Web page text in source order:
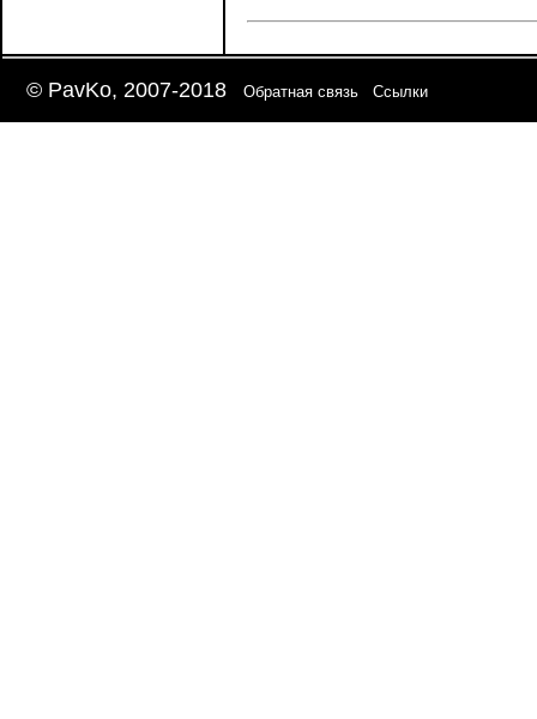
© PavKo, 2007-2018 Обратная связь Ссылки